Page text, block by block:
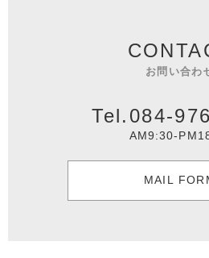
お問い合わ
Tel.084-
AM9:30-
MAIL